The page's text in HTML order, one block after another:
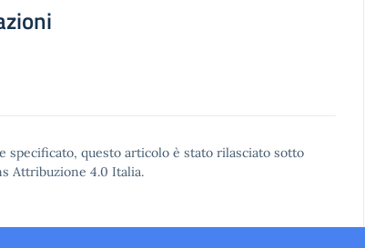
specificato, questo articolo è stato rilasciato sotto
Attribuzione 4.0 Italia.